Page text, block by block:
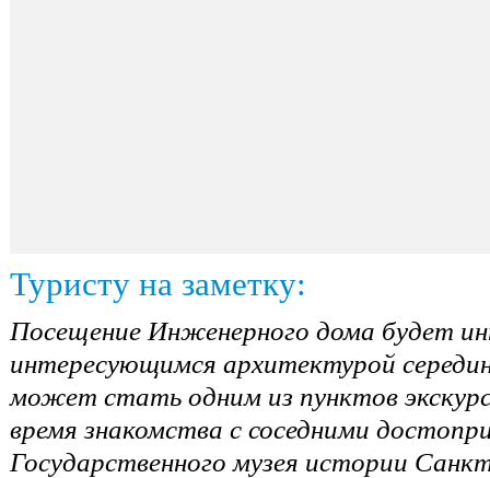
Туристу на заметку:
Посещение Инженерного дома будет
интересующимся архитектурой
может стать одним из пунктов
время знакомства с соседними
Государственного музея истории